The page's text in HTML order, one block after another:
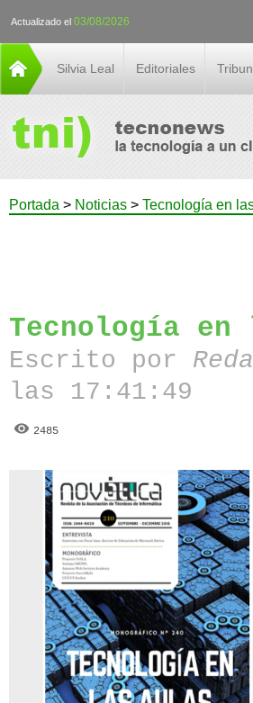
Actualizado el 03/08/2026
Silvia Leal Editoriales
Portada > Noticias > Tecnología en
Tecnología en
Escrito por
las 17:41:49
2485